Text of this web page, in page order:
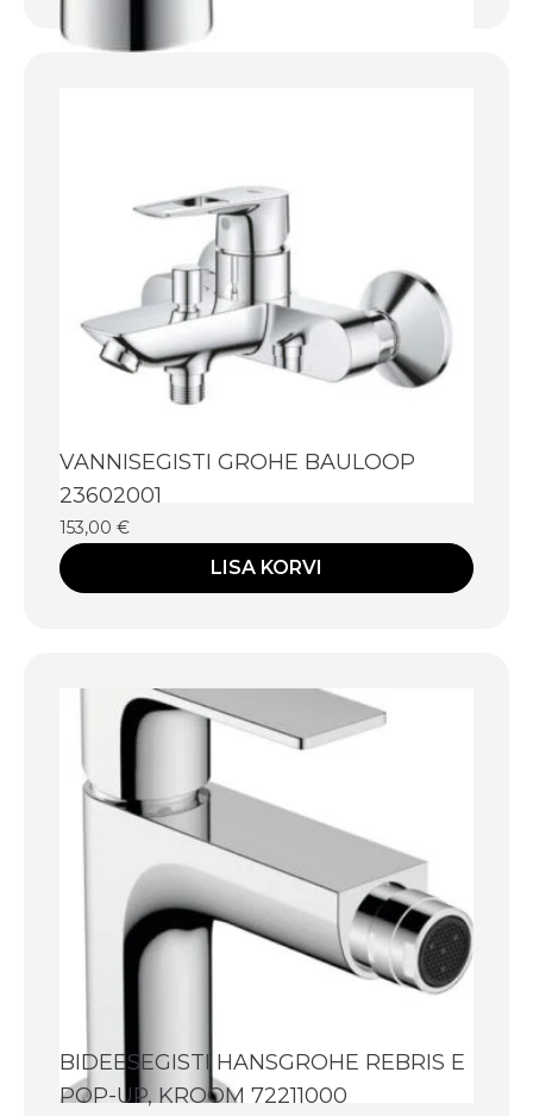
VANNISEGISTI GROHE BAULOOP
23602001
153,00 €
LISA KORVI
BIDEESEGISTI HANSGROHE REBRIS E
POP-UP, KROOM 72211000